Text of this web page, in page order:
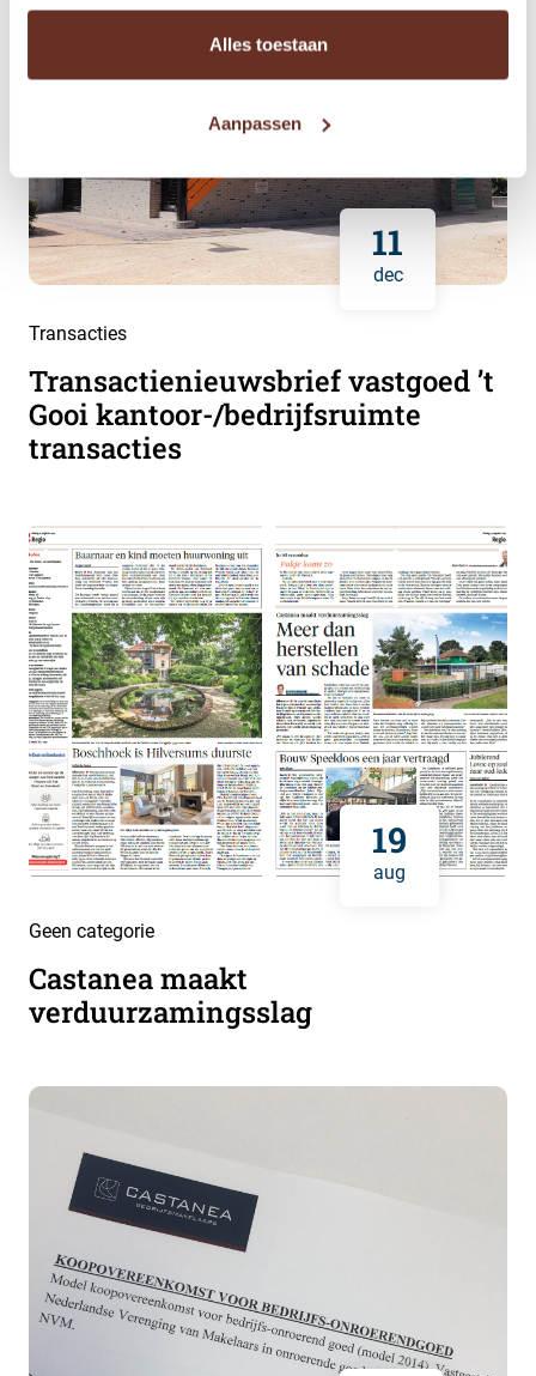
Alles toestaan
Aanpassen
11
dec
Transacties
Transactienieuwsbrief vastgoed ’t
Gooi kantoor-/bedrijfsruimte
transacties
19
aug
Geen categorie
Castanea maakt
verduurzamingsslag